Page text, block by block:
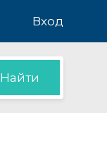
Вход
Найти